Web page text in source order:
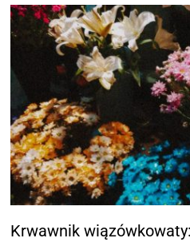
Krwawnik